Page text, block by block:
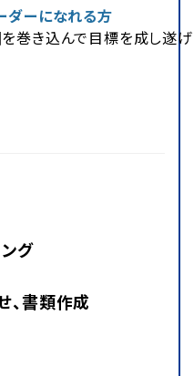
ダーになれる方
巻き込んで目標を成し遂
グ
、書類作成